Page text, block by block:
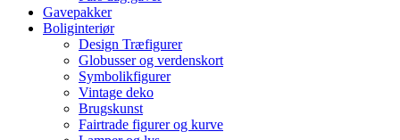
Gavepakker
Boliginteriør
Design Træfigurer
Globusser og verdenskort
Symbolikfigurer
Vintage deko
Brugskunst
Fairtrade figurer og kurve